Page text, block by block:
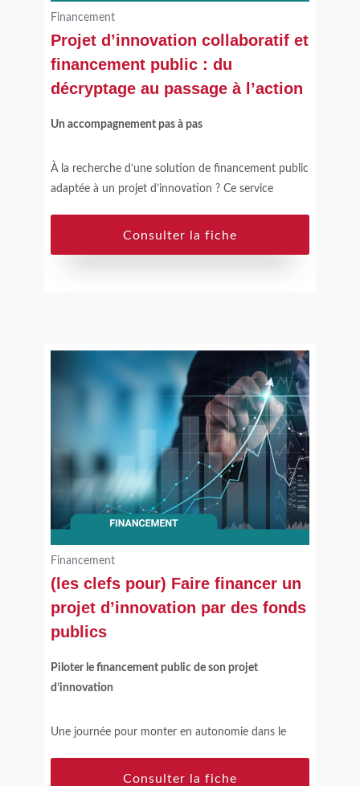
Financement
Projet d’innovation collaboratif et
financement public : du
décryptage au passage à l’action
Un accompagnement pas à pas
À la recherche d’une solution de financement public
adaptée à un projet d’innovation ? Ce service
jusqu’au passage du dossier de financement en jury
Le + Dihnamic :Une synergie entre
accompagnement financier et conseil technologique
pour optimiser le dossier de financement.
Consulter la fiche
Financement
(les clefs pour) Faire financer un
projet d’innovation par des fonds
publics
Piloter le financement public de son projet
d’innovation
Une journée pour monter en autonomie dans le
l’optimiser : identification des opportunités, cadrage
Consulter la fiche